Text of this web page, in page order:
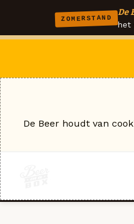
ZOMERSTAND
De
het
De Beer houdt van